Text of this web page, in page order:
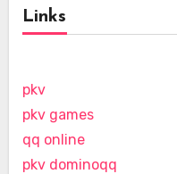
Links
pkv
pkv games
qq online
pkv dominoqq